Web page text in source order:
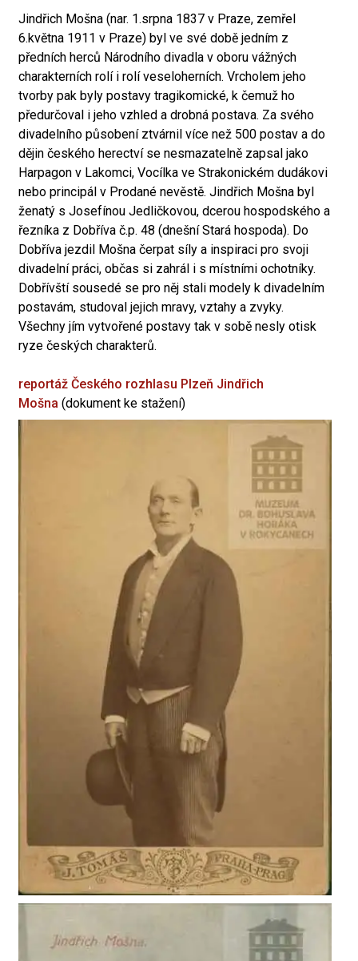
Jindřich Mošna (nar. 1.srpna 1837 v Praze, zemřel
6.května 1911 v Praze) byl ve své době jedním z
předních herců Národního divadla v oboru vážných
charakterních rolí i rolí veseloherních. Vrcholem jeho
tvorby pak byly postavy tragikomické, k čemuž ho
předurčoval i jeho vzhled a drobná postava. Za svého
divadelního působení ztvárnil více než 500 postav a do
dějin českého herectví se nesmazatelně zapsal jako
Harpagon v Lakomci, Vocílka ve Strakonickém dudákovi
nebo principál v Prodané nevěstě. Jindřich Mošna byl
ženatý s Josefínou Jedličkovou, dcerou hospodského a
řezníka z Dobříva č.p. 48 (dnešní Stará hospoda). Do
Dobříva jezdil Mošna čerpat síly a inspiraci pro svoji
divadelní práci, občas si zahrál i s místními ochotníky.
Dobřívští sousedé se pro něj stali modely k divadelním
postavám, studoval jejich mravy, vztahy a zvyky.
Všechny jím vytvořené postavy tak v sobě nesly otisk
ryze českých charakterů.
reportáž Českého rozhlasu Plzeň Jindřich
Mošna (dokument ke stažení)